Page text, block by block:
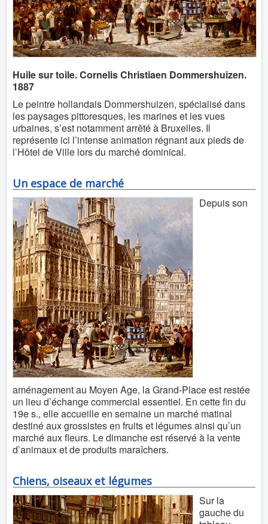
Huile sur toile. Cornelis Christiaen Dommershuizen.
1887
Le peintre hollandais Dommershuizen, spécialisé dans
les paysages pittoresques, les marines et les vues
urbaines, s’est notamment arrêté à Bruxelles. Il
représente ici l’intense animation régnant aux pieds de
l’Hôtel de Ville lors du marché dominical.
Un espace de marché
Depuis son
aménagement au Moyen Age, la Grand-Place est restée
un lieu d’échange commercial essentiel. En cette fin du
19e s., elle accueille en semaine un marché matinal
destiné aux grossistes en fruits et légumes ainsi qu’un
marché aux fleurs. Le dimanche est réservé à la vente
d’animaux et de produits maraîchers.
Chiens, oiseaux et légumes
Sur la
gauche du